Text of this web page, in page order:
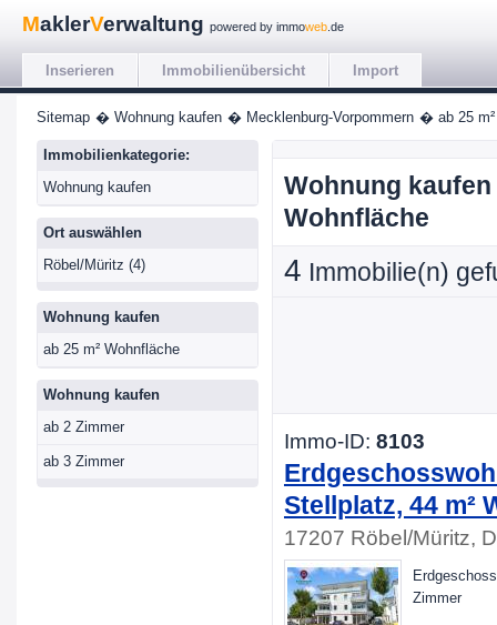
MaklerVerwaltung powered by immoweb .de
Inserieren Immobilienübersicht Import
Sitemap � Wohnung kaufen � Mecklenburg-Vorpommern � ab 25 m²
Immobilienkategorie:
Wohnung kaufen
Ort auswählen
Röbel/Müritz (4)
Wohnung kaufen
ab 25 m² Wohnfläche
Wohnung kaufen
ab 2 Zimmer
ab 3 Zimmer
Wohnung kaufen
Wohnfläche
4 Immobilie(n)
Immo-ID: 8103
Stellplatz, 44 m²
17207 Röbel/Müritz,
Zimmer